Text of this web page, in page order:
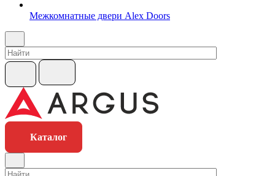
Межкомнатные двери Alex Doors
Каталог